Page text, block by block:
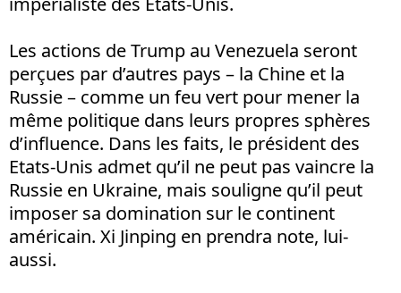
Les actions de Trump au Venezuela seront
perçues par d’autres pays – la Chine et la
Russie – comme un feu vert pour mener la
même politique dans leurs propres sphères
d’influence. Dans les faits, le président des
Etats-Unis admet qu’il ne peut pas vaincre la
Russie en Ukraine, mais souligne qu’il peut
imposer sa domination sur le continent
américain. Xi Jinping en prendra note, lui-
aussi.